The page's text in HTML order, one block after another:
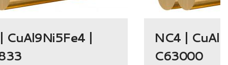
CuAl9Ni5Fe4 |
NC4 |
C63000